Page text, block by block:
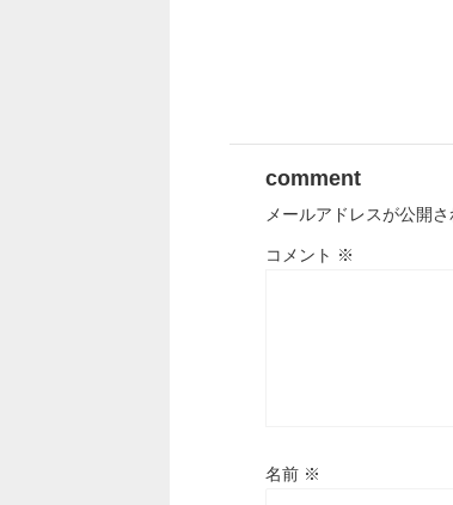
comment
メールアドレスが公開
コメント ※
名前 ※